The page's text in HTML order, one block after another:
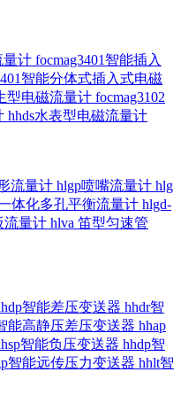
量计 focmag3401智能插入
智能分体式插入式电磁
型电磁流量计 focmag3102
hhds水表型电磁流量计
流量计 hlgp喷嘴流量计 hlg
体化多孔平衡流量计 hlgd-
流量计 hlva 笛型匀速管
智能差压变送器 hhdr智
能高静压差压变送器 hhap
智能负压变送器 hhdp智
智能远传压力变送器 hhlt智